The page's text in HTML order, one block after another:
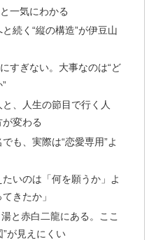
一気にわかる
続く“縦の構造”が伊豆山
すぎない。大事なのは“ど
、人生の節目で行く人
変わる
も、実際は“恋愛専用”よ
いのは「何を願うか」よ
きたか」
と赤白二龍にある。ここ
”が見えにくい